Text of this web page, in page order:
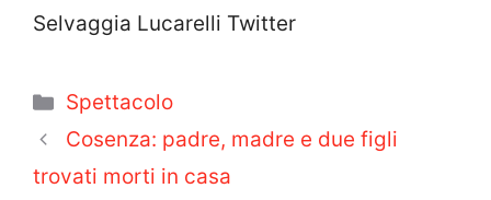
Selvaggia Lucarelli Twitter
Categorie
Spettacolo
Cosenza: padre, madre e due figli
trovati morti in casa